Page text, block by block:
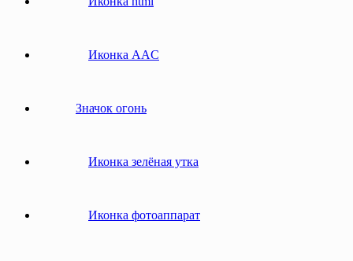
Иконка AAC
Значок огонь
Иконка зелёная утка
Иконка фотоаппарат